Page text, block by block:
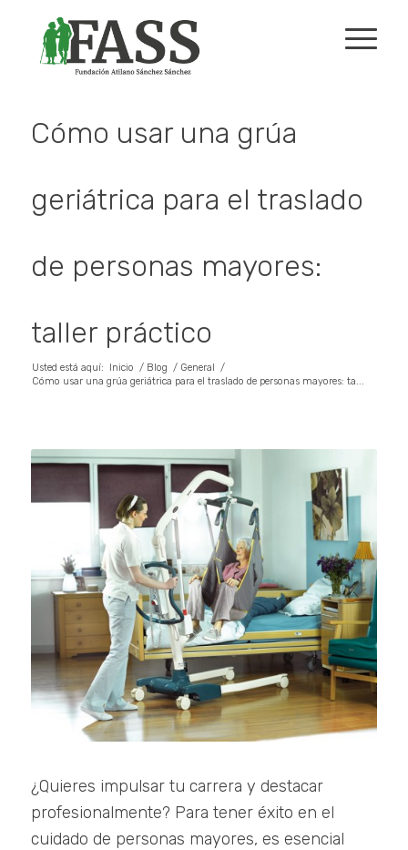
Cómo usar una grúa
geriátrica para el traslado
de personas mayores:
taller práctico
Usted está aquí: Inicio / Blog / General /
Cómo usar una grúa geriátrica para el traslado de personas mayores: ta...
¿Quieres impulsar tu carrera y destacar
profesionalmente? Para tener éxito en el
cuidado de personas mayores, es esencial